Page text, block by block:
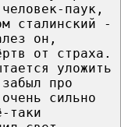
паук,
сталинский -
он,
от страха.
уложить
про
сильно
таки